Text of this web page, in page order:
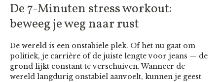
De 7-Minuten stress workout:
beweeg je weg naar rust
De wereld is een onstabiele plek. Of het nu gaat om
politiek, je carrière of de juiste lengte voor jeans — de
grond lijkt constant te verschuiven. Wanneer de
wereld langdurig onstabiel aanvoelt, kunnen je geest